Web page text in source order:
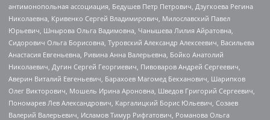
антимонопольная ассоциация, Бедушев Петр Петрович, Дзугкоева Регина
Николаевна, Кривенко Сергей Владимирович, Милославский Павел
Юрьевич, Шнырова Ольга Вадимовна, Чанышева Лилия Айратовна,
Сидорович Ольга Борисовна, Туровский Александр Алексеевич, Васильева
Анастасия Евгеньевна, Ривина Анна Валерьевна, Бойко Анатолий
Николаевич, Дугин Сергей Георгиевич, Пивоваров Андрей Сергеевич,
Аверин Виталий Евгеньевич, Барахоев Магомед Бекханович, Шарипков
Олег Викторович, Мошель Ирина Ароновна, Шведов Григорий Сергеевич,
Пономарев Лев Александрович, Каргалицкий Борис Юльевич, Созаев
Валерий Валерьевич, Исламов Тимур Рифгатович, Романова Ольга